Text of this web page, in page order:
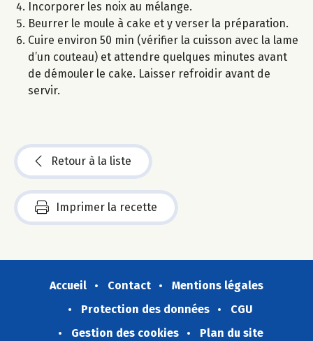
Incorporer les noix au mélange.
Beurrer le moule à cake et y verser la préparation.
Cuire environ 50 min (vérifier la cuisson avec la lame
d’un couteau) et attendre quelques minutes avant
de démouler le cake. Laisser refroidir avant de
servir.
Retour à la liste
Imprimer la recette
Accueil Contact
Mentions légales
Protection des données
CGU
Gestion des cookies
Plan du site